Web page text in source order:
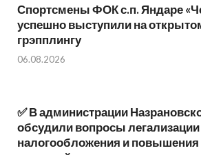
Спортсмены ФОК с.п. Яндаре
успешно выступили на
грэпплингу
06.08.2026
✅ В администрации
обсудили вопросы
налогообложения и повышения